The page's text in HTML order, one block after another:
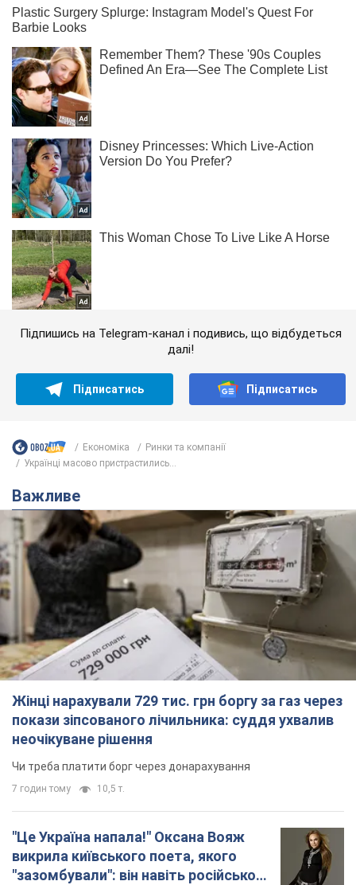
Підпишись на Telegram-канал і подивись, що відбудеться
далі!
Підписатись Підписатись
Економіка
Ринки та компанії
Українці масово пристрастились...
Важливе
Жінці нарахували 729 тис. грн боргу за газ через
покази зіпсованого лічильника: суддя ухвалив
неочікуване рішення
Чи треба платити борг через донарахування
7 годин тому 10,5 т.
"Це Україна напала!" Оксана Вояж
викрила київського поета, якого
"зазомбували": він навіть російської